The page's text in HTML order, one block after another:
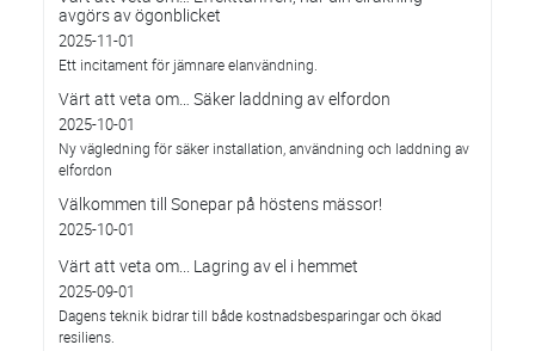
avgörs av ögonblicket
2025-11-01
Ett incitament för jämnare elanvändning.
Värt att veta om… Säker laddning av elfordon
2025-10-01
Ny vägledning för säker installation, användning och laddning av
elfordon
Välkommen till Sonepar på höstens mässor!
2025-10-01
Värt att veta om... Lagring av el i hemmet
2025-09-01
Dagens teknik bidrar till både kostnadsbesparingar och ökad
resiliens.